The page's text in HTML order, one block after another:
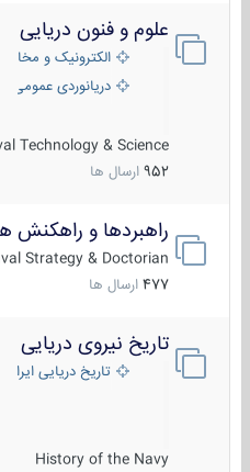
علوم و فنون دریایی
الکترونیک و مخابرات
دریانوردی عمومی
Technology & Science
952 ارسال ها
راهبردها و راهکنش
Strategy & Doctorian
477 ارسال ها
تاریخ نیروی دریایی
تاریخ دریایی ایران
History of the Navy